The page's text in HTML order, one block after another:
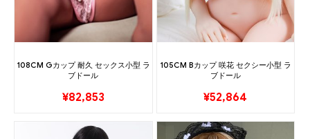
108CM Gカップ 耐久 セックス小型 ラ
ブドール
¥82,853
105CM Bカップ 咲花 セクシー小型 ラ
ブドール
¥52,864